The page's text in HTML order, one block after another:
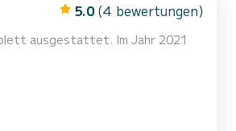
5.0 (4 bewertungen)